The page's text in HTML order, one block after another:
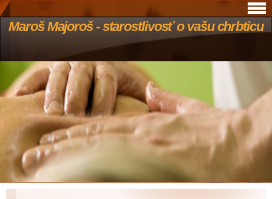
Maroš Majoroš - starostlivosť o vašu chrbticu